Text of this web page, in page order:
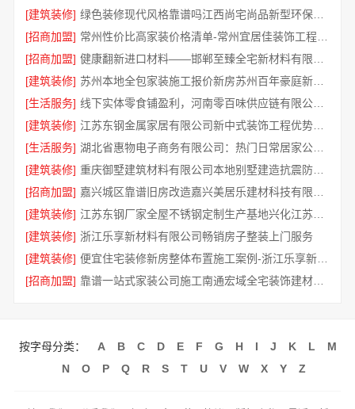
[建筑装修]
绿色装修现代风格靠谱吗江西尚宅尚品新型环保材料有限公司
[招商加盟]
常州性价比高家装价格清单-常州宜居佳装饰工程有限公司
[招商加盟]
[建筑装修]
苏州本地全包家装施工报价新房苏州百年豪庭新材料有限公司
[生活服务]
线下实体零食铺盈利，河南零百味供应链有限公司全域增收
[建筑装修]
江苏东钢金属家居有限公司新中式装饰工程优势解析
[生活服务]
湖北省惠物电子商务有限公司：热门日常居家公司价格参考
[建筑装修]
重庆御墅建筑材料有限公司本地别墅建造抗震防风优惠
[招商加盟]
[建筑装修]
江苏东钢厂家全屋不锈钢定制生产基地兴化江苏东钢金属科技有限公司
[建筑装修] 浙江乐享新材料有限公司畅销房子整装上门服务
[建筑装修]
便宜住宅装修新房整体布置施工案例-浙江乐享新材料有限公司
[招商加盟]
靠谱一站式家装公司施工南通宏域全宅装饰建材有限公司
按字母分类： A B C D E F G H I J K L
M
N
O P Q R S T U V W X Y Z